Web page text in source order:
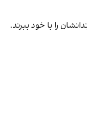
را با خود ببرند.